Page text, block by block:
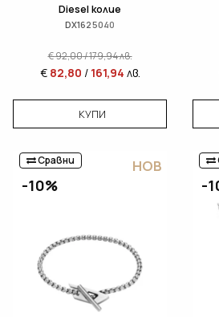
Diesel колие
DX1625040
€92,00/179,94лв.
€ 82,80 / 161,94 лв.
КУПИ
Сравни
-10%
НОВ
-